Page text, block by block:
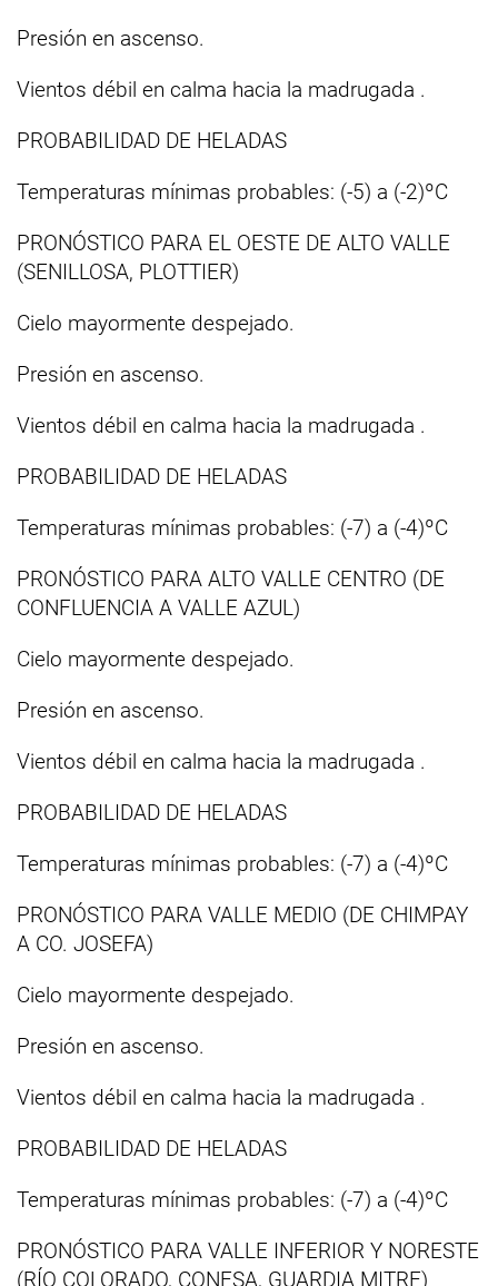
Presión en ascenso.
Vientos débil en calma hacia la madrugada .
PROBABILIDAD DE HELADAS
Temperaturas mínimas probables: (-5) a (-2)ºC
PRONÓSTICO PARA EL OESTE DE ALTO VALLE
(SENILLOSA, PLOTTIER)
Cielo mayormente despejado.
Presión en ascenso.
Vientos débil en calma hacia la madrugada .
PROBABILIDAD DE HELADAS
Temperaturas mínimas probables: (-7) a (-4)ºC
PRONÓSTICO PARA ALTO VALLE CENTRO (DE
CONFLUENCIA A VALLE AZUL)
Cielo mayormente despejado.
Presión en ascenso.
Vientos débil en calma hacia la madrugada .
PROBABILIDAD DE HELADAS
Temperaturas mínimas probables: (-7) a (-4)ºC
PRONÓSTICO PARA VALLE MEDIO (DE CHIMPAY
A CO. JOSEFA)
Cielo mayormente despejado.
Presión en ascenso.
Vientos débil en calma hacia la madrugada .
PROBABILIDAD DE HELADAS
Temperaturas mínimas probables: (-7) a (-4)ºC
PRONÓSTICO PARA VALLE INFERIOR Y NORESTE
(RÍO COLORADO, CONESA, GUARDIA MITRE)